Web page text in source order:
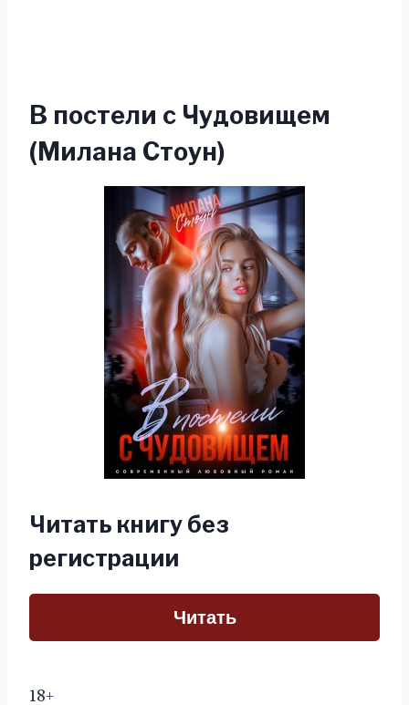
В постели с Чудовищем
(Милана Стоун)
Читать книгу без
регистрации
Читать
18+